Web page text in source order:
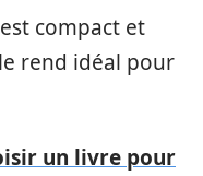
compact et
rend idéal pour
un livre pour